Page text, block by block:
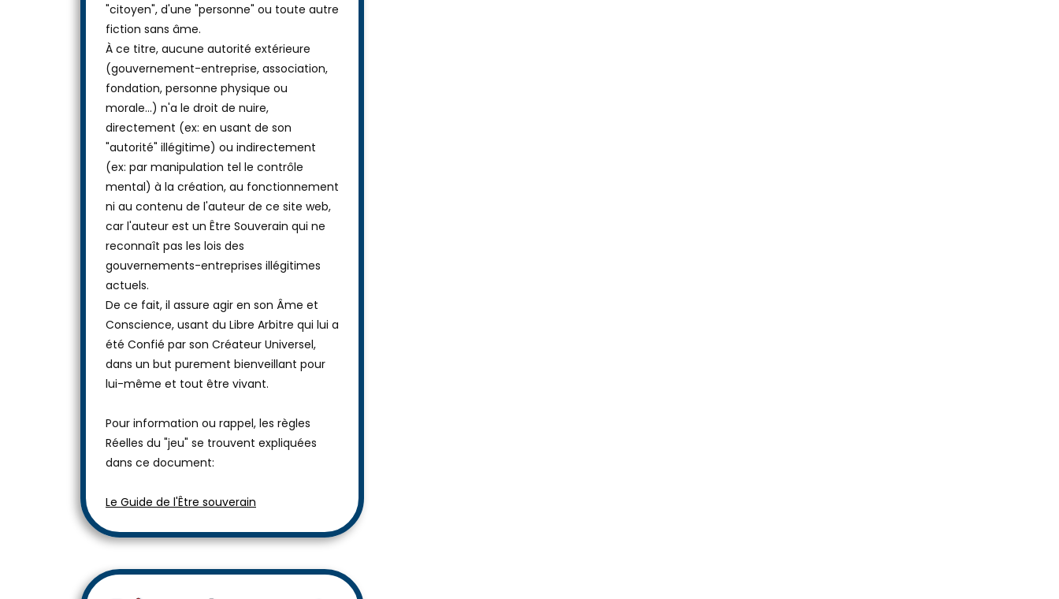
"citoyen", d'une "personne" ou toute autre
fiction sans âme.
À ce titre, aucune autorité extérieure
(gouvernement-entreprise, association,
fondation, personne physique ou
morale...) n'a le droit de nuire,
directement (ex: en usant de son
"autorité" illégitime) ou indirectement
(ex: par manipulation tel le contrôle
mental) à la création, au fonctionnement
ni au contenu de l'auteur de ce site web,
car l'auteur est un Être Souverain qui ne
reconnaît pas les lois des
gouvernements-entreprises illégitimes
actuels.
De ce fait, il assure agir en son Âme et
Conscience, usant du Libre Arbitre qui lui a
été Confié par son Créateur Universel,
dans un but purement bienveillant pour
lui-même et tout être vivant.
Pour information ou rappel, les règles
Réelles du "jeu" se trouvent expliquées
dans ce document:
Le Guide de l'Être souverain